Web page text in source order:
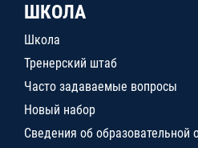
ШКОЛА
Школа
Тренерский штаб
Часто задаваемые вопросы
Новый набор
Сведения об образовательной